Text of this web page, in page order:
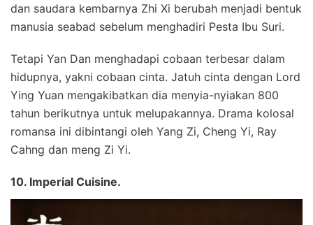
dan saudara kembarnya Zhi Xi berubah menjadi bentuk
manusia seabad sebelum menghadiri Pesta Ibu Suri.
Tetapi Yan Dan menghadapi cobaan terbesar dalam
hidupnya, yakni cobaan cinta. Jatuh cinta dengan Lord
Ying Yuan mengakibatkan dia menyia-nyiakan 800
tahun berikutnya untuk melupakannya. Drama kolosal
romansa ini dibintangi oleh Yang Zi, Cheng Yi, Ray
Cahng dan meng Zi Yi.
10. Imperial Cuisine.